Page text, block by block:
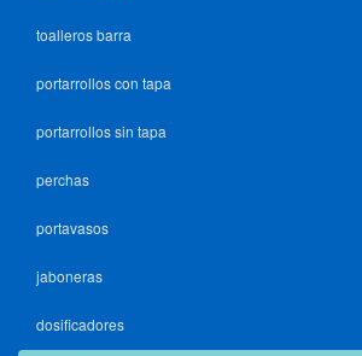
toalleros barra
portarrollos con tapa
portarrollos sin tapa
perchas
portavasos
jaboneras
dosificadores